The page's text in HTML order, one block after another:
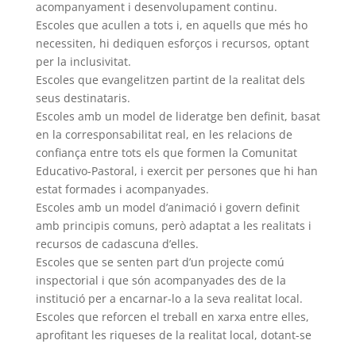
acompanyament i desenvolupament continu.
Escoles que acullen a tots i, en aquells que més ho
necessiten, hi dediquen esforços i recursos, optant
per la inclusivitat.
Escoles que evangelitzen partint de la realitat dels
seus destinataris.
Escoles amb un model de lideratge ben definit, basat
en la corresponsabilitat real, en les relacions de
confiança entre tots els que formen la Comunitat
Educativo-Pastoral, i exercit per persones que hi han
estat formades i acompanyades.
Escoles amb un model d’animació i govern definit
amb principis comuns, però adaptat a les realitats i
recursos de cadascuna d’elles.
Escoles que se senten part d’un projecte comú
inspectorial i que són acompanyades des de la
institució per a encarnar-lo a la seva realitat local.
Escoles que reforcen el treball en xarxa entre elles,
aprofitant les riqueses de la realitat local, dotant-se